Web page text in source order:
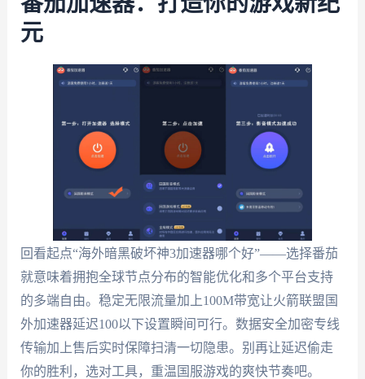
元
回看起点“海外暗黑破坏神3加速器哪个好”——选择番茄
就意味着拥抱全球节点分布的智能优化和多个平台支持
的多端自由。稳定无限流量加上100M带宽让火箭联盟国
外加速器延迟100以下设置瞬间可行。数据安全加密专线
传输加上售后实时保障扫清一切隐患。别再让延迟偷走
你的胜利，选对工具，重温国服游戏的爽快节奏吧。